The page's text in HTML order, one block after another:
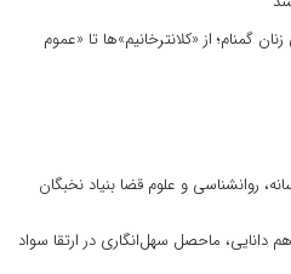
گمنام؛ از «کلانترخانیم»ها تا «عموم
روانشناسی و علوم قضا بنیاد نخبگان
دانایی، ماحصل سهل‌انگاری در ارتقا سواد